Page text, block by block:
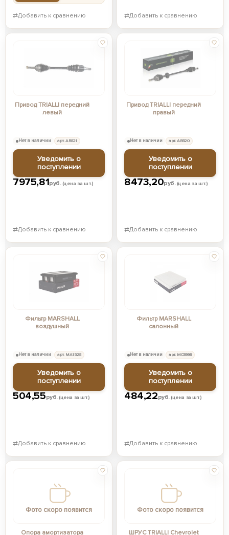
⇄Добавить к сравнению ⇄Добавить к сравнению
Привод TRIALLI передний
левый
7975,81руб.(цена за шт.)
Нет в наличии арт. AR821
Уведомить о
поступлении
⇄Добавить к сравнению
Привод TRIALLI передний
правый
8473,20руб.(цена за шт.)
Нет в наличии арт. AR820
Уведомить о
поступлении
⇄Добавить к сравнению
Фильтр MARSHALL
воздушный
504,55руб.(цена за шт.)
Нет в наличии арт. MA1528
Уведомить о
поступлении
⇄Добавить к сравнению
Фильтр MARSHALL
салонный
484,22руб.(цена за шт.)
Нет в наличии арт. MC8998
Уведомить о
поступлении
⇄Добавить к сравнению
Опора амортизатора
Фото скоро появится
ШРУС TRIALLI Chevrolet
Фото скоро появится